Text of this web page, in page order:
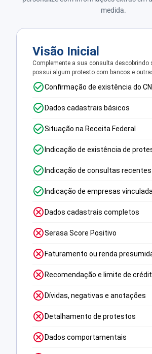
medida.
Visão Inicial
Complemente a sua consulta descobrindo
possui algum protesto com bancos e
Confirmação de existência do
Dados cadastrais básicos
Situação na Receita Federal
Indicação de existência de
Indicação de consultas recentes
Indicação de empresas
Dados cadastrais completos
Serasa Score Positivo
Faturamento ou renda
Recomendação e limite de
Dívidas, negativas e anotações
Detalhamento de protestos
Dados comportamentais